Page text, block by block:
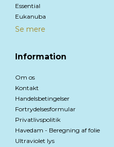
Essential
Eukanuba
Se mere
Information
Om os
Kontakt
Handelsbetingelser
Fortrydelsesformular
Privatlivspolitik
Havedam - Beregning af folie
Ultraviolet lys